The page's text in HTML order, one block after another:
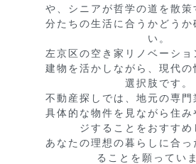
や、シニアが哲学の道を散策
分たちの生活に合うかどうか
い。
左京区の空き家リノベーショ
建物を活かしながら、現代の
選択肢です。
不動産探しでは、地元の専門
具体的な物件を見ながら住み
ジすることをおすすめ
あなたの理想の暮らしに合
ることを願ってい